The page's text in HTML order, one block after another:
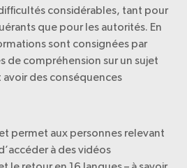
considérables, tant pour
que pour les autorités. En
sont consignées par
de compréhension sur un sujet
avoir des conséquences
permet aux personnes relevant
à des vidéos